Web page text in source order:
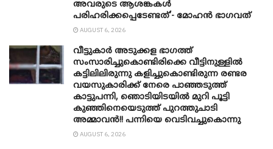
അവരുടെ ആശങ്കകൾ
പരിഹരിക്കപ്പെടേണ്ടത്’- മോഹൻ ഭാ​ഗവത്
AUGUST 6, 2026
വീട്ടുകാർ അ‌ടുക്കള ഭാ​ഗത്ത്
സംസാരിച്ചുകൊണ്ടിരിക്കെ വീട്ടിനുള്ളിൽ
കട്ടിലിലിരുന്നു കളിച്ചുകൊണ്ടിരുന്ന രണ്ടര
വയസുകാരിക്ക് നേരെ പാഞ്ഞടുത്ത്
കാട്ടുപന്നി, ‍ഞൊടിയി‌ടയിൽ മുറി പൂട്ടി
കുഞ്ഞിനെയെടുത്ത് പുറത്തുചാടി
അമ്മാവൻ!! പന്നിയെ വെടിവച്ചുകൊന്നു
AUGUST 6, 2026